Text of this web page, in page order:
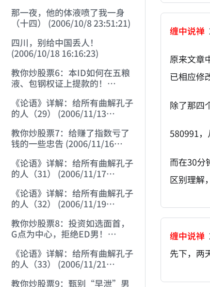
那一夜，他的体液喷了我一身
（十四） (2006/10/8 23:51:21)
四川，别给中国丢人！
(2006/10/18 16:16:23)
教你炒股票6：本ID如何在五粮
液、包钢权证上提款的！
《论语》详解：给所有曲解孔子
的人（29） (2006/11/13
教你炒股票7：给赚了指数亏了
钱的一些忠告 (2006/11/16
《论语》详解：给所有曲解孔子
的人（31） (2006/11/17
《论语》详解：给所有曲解孔子
的人（32） (2006/11/19
教你炒股票8：投资如选面首，
G点为中心，拒绝ED男！
《论语》详解：给所有曲解孔子
的人（33） (2006/11/21
教你炒股票9：甄别“早泄”男
缠中说禅
原来文章
已相应修
除了那四
580991
而在30分
区别理解
缠中说禅
先下，两